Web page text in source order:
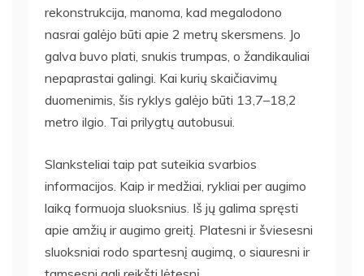
rekonstrukcija, manoma, kad megalodono
nasrai galėjo būti apie 2 metrų skersmens. Jo
galva buvo plati, snukis trumpas, o žandikauliai
nepaprastai galingi. Kai kurių skaičiavimų
duomenimis, šis ryklys galėjo būti 13,7–18,2
metro ilgio. Tai prilygtų autobusui.
Slanksteliai taip pat suteikia svarbios
informacijos. Kaip ir medžiai, rykliai per augimo
laiką formuoja sluoksnius. Iš jų galima spręsti
apie amžių ir augimo greitį. Platesni ir šviesesni
sluoksniai rodo spartesnį augimą, o siauresni ir